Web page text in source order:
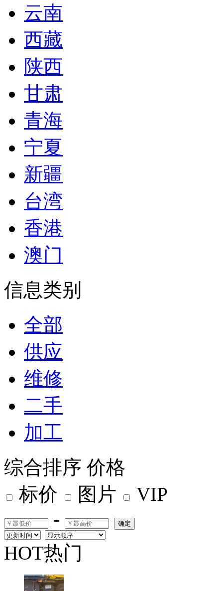
云南
西藏
陕西
甘肃
青海
宁夏
新疆
台湾
香港
澳门
信息类别
全部
供应
维修
二手
加工
综合排序 价格
标价
图片
VIP
-
确定
HOT热门